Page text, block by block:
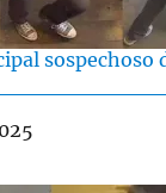
sospechoso